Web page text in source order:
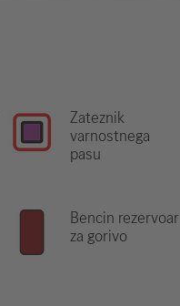
Zateznik
varnostnega
pasu
Bencin rezervoar
za gorivo